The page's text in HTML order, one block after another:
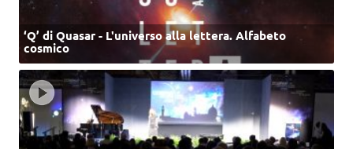
‘Q’ di Quasar - L'universo alla lettera. Alfabeto
cosmico